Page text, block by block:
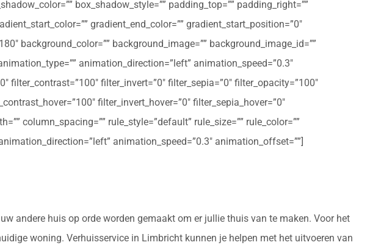
box_shadow_style=”” padding_top=”” padding_right=””
gradient_end_color=”” gradient_start_position=”0″
background_color=”” background_image=”” background_image_id=””
animation_direction=”left” animation_speed=”0.3″
filter_contrast=”100″ filter_invert=”0″ filter_sepia=”0″ filter_opacity=”100″
filter_invert_hover=”0″ filter_sepia_hover=”0″
column_spacing=”” rule_style=”default” rule_size=”” rule_color=””
animation_speed=”0.3″ animation_offset=””]
andere huis op orde worden gemaakt om er jullie thuis van te maken. Voor het
woning. Verhuisservice in Limbricht kunnen je helpen met het uitvoeren van